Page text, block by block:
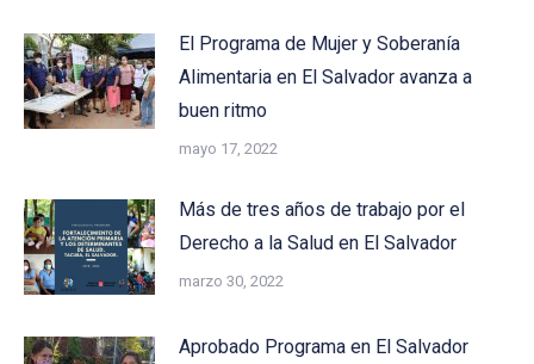
El Programa de Mujer y Soberanía
Alimentaria en El Salvador avanza a
buen ritmo
mayo 17, 2022
Más de tres años de trabajo por el
Derecho a la Salud en El Salvador
marzo 30, 2022
Aprobado Programa en El Salvador